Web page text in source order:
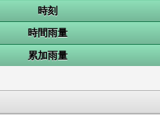
時刻
時間雨量
累加雨量